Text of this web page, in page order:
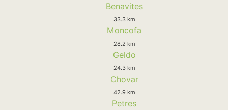
Benavites
33.3 km
Moncofa
28.2 km
Geldo
24.3 km
Chovar
42.9 km
Petres